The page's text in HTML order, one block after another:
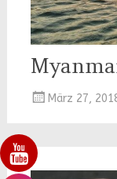
März 27,